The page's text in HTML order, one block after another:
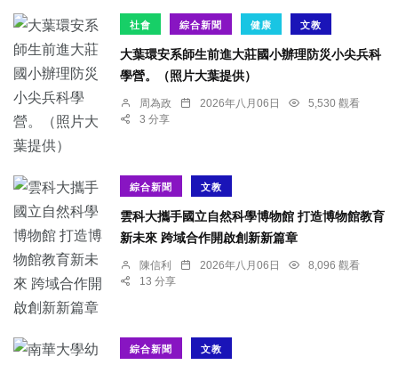
社會 綜合新聞 健康 文教
大葉環安系師生前進大莊國小辦理防災小尖兵科
學營。（照片大葉提供）
周為政 2026年八月06日
5,530 觀看
3 分享
綜合新聞 文教
雲科大攜手國立自然科學博物館 打造博物館教育
新未來 跨域合作開啟創新新篇章
陳信利 2026年八月06日
8,096 觀看
13 分享
綜合新聞 文教